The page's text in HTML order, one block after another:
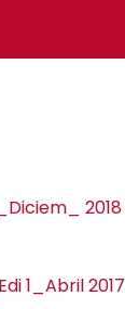
2018
1_Abril 2017